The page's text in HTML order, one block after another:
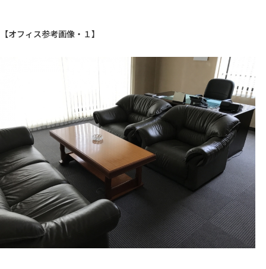
【オフィス参考画像・１】